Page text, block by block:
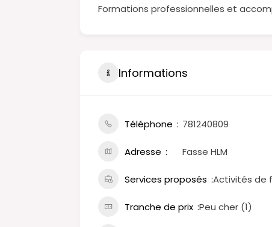
Formations professionnelles et
Informations
Téléphone 781240809
Adresse Fasse HLM
Services proposés Activités de
Tranche de prix Peu cher (1)